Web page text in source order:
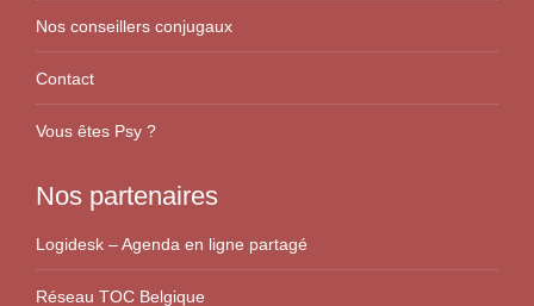
Nos conseillers conjugaux
Contact
Vous êtes Psy ?
Nos partenaires
Logidesk – Agenda en ligne partagé
Réseau TOC Belgique